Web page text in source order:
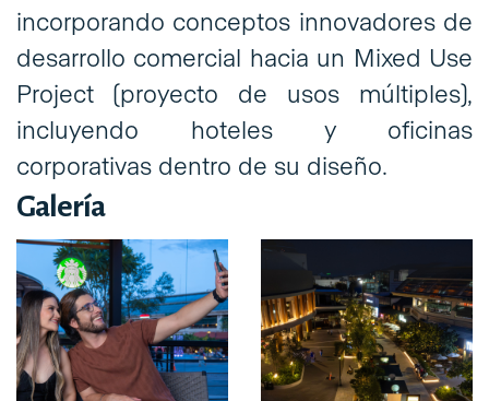
incorporando conceptos innovadores de
desarrollo comercial hacia un Mixed Use
Project (proyecto de usos múltiples),
incluyendo hoteles y oficinas
corporativas dentro de su diseño.
Galería